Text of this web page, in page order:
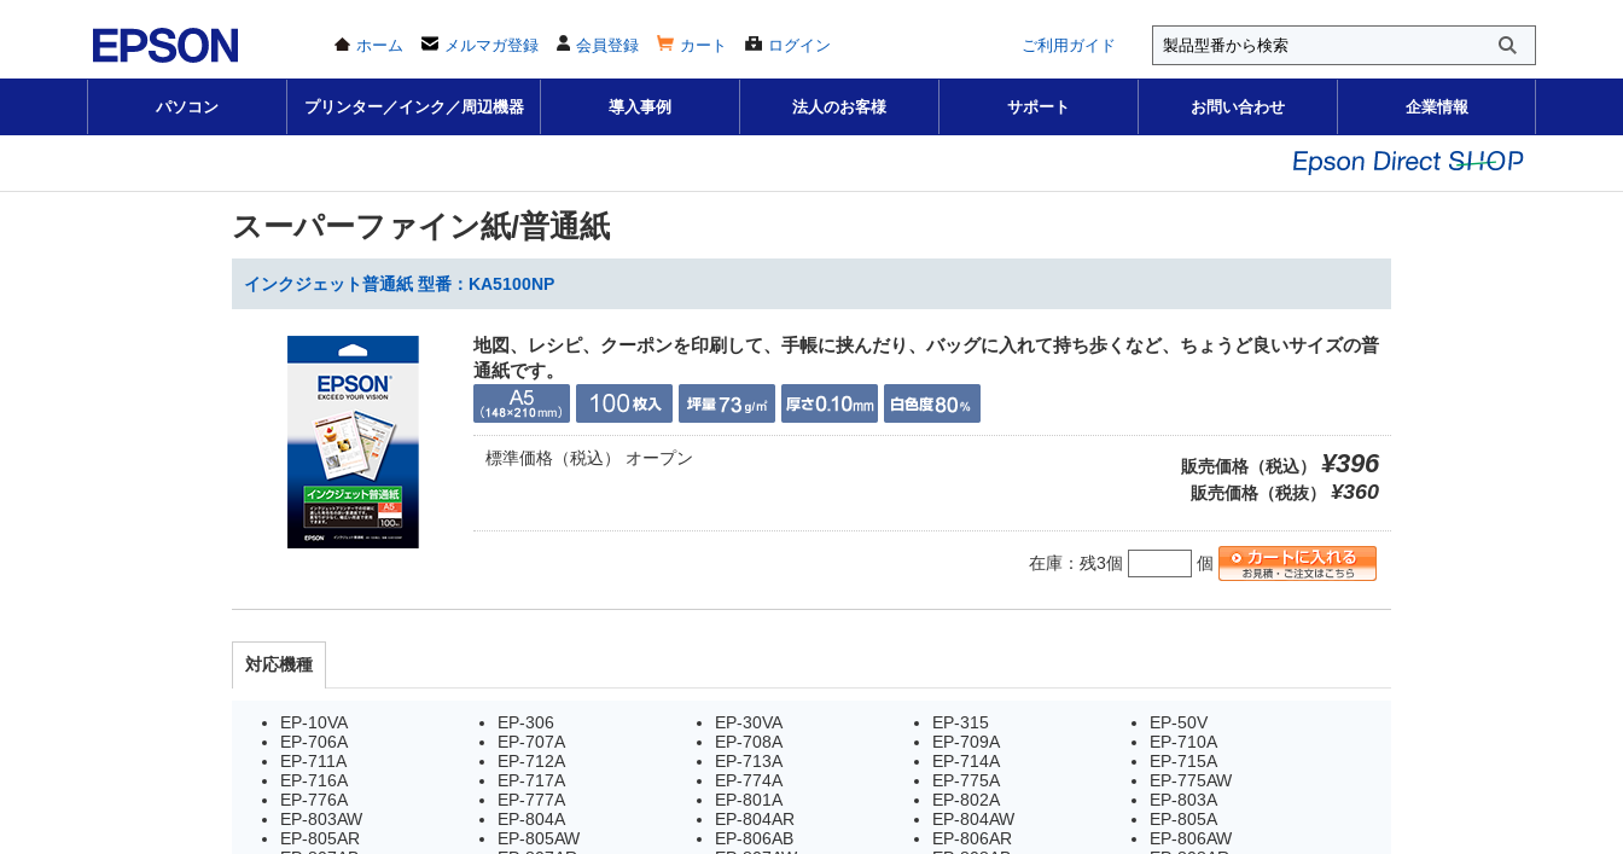
ホーム メルマガ登録 会員登録 カート ログイン ご利用ガイド
パソコン プリンター／インク／周辺機器 導入事例 法人のお客様 サポート お問い合わせ 企業情報
スーパーファイン紙/普通紙
インクジェット普通紙 型番：KA5100NP
地図、レシピ、クーポンを印刷して、手帳に挟んだり、バッグに入れて持ち歩くなど、ちょうど良いサイズの普
通紙です。
標準価格（税込） オープン 販売価格（税込） ¥396
販売価格（税抜） ¥360
在庫：残3個 個
対応機種
EP-10VA EP-306 EP-30VA EP-315
EP-50V
EP-706A
EP-707A EP-708A EP-709A
EP-710A
EP-711A
EP-712A EP-713A EP-714A
EP-715A
EP-716A
EP-717A EP-774A EP-775A
EP-775AW
EP-776A
EP-777A EP-801A EP-802A
EP-803A
EP-803AW
EP-804A EP-804AR EP-804AW
EP-805A
EP-805AR
EP-805AW EP-806AB EP-806AR
EP-806AW